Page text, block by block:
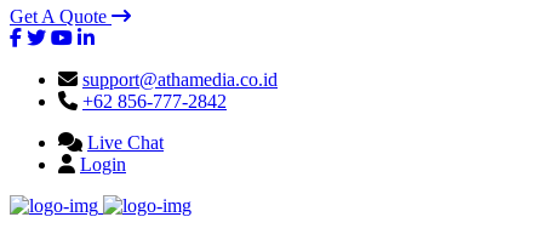
Get A Quote
support@athamedia.co.id
+62 856-777-2842
Live Chat
Login